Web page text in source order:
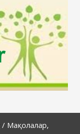
/ Мақолалар,